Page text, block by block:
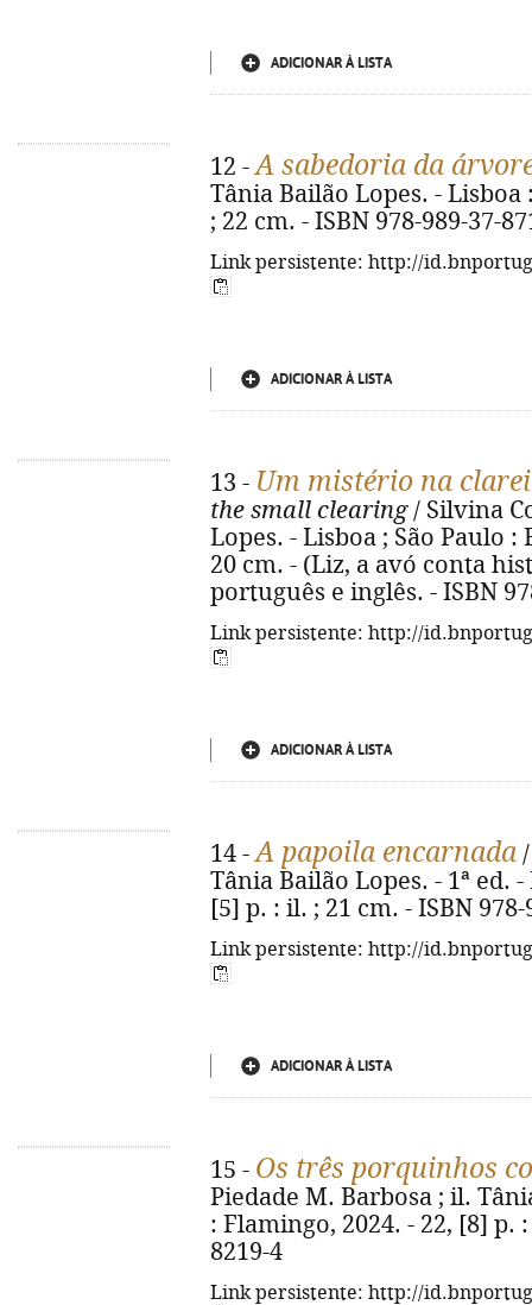
ADICIONAR À LISTA
12 -A sabedoria da
Tânia Bailão Lopes. -
; 22 cm. - ISBN 978-989-37-
Link persistente: http://
ADICIONAR À LISTA
13 - Um mistério na
the small clearing/ Silvina
Lopes. - Lisboa ; São Paulo
20 cm. - (Liz, a avó conta
português e inglês. - ISBN
Link persistente: http://
ADICIONAR À LISTA
14 -A papoila encarnada
Tânia Bailão Lopes. - 1ª ed.
[5] p. : il. ; 21 cm. - ISBN 978-
Link persistente: http://
ADICIONAR À LISTA
15 - Os três porquinhos
Piedade M. Barbosa ; il.
: Flamingo, 2024. - 22, [8] p.
8219-4
Link persistente: http://